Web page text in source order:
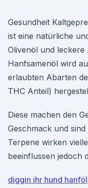
Gesundheit
ist eine natürliche
Olivenöl und
Hanfsamenöl wird
erlaubten Abarten
THC Anteil)
Diese machen den
Geschmack und
Terpene wirken
beeinflussen jedoch
diggin ihr hund hanföl